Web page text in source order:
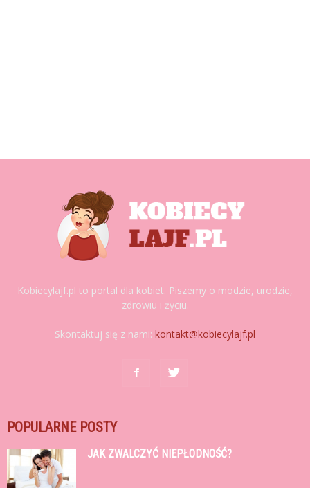
Kobiecylajf.pl to portal dla kobiet. Piszemy o modzie, urodzie,
zdrowiu i życiu.
Skontaktuj się z nami: kontakt@kobiecylajf.pl
POPULARNE POSTY
JAK ZWALCZYĆ NIEPŁODNOŚĆ?